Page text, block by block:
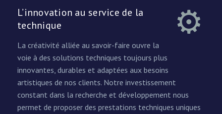
L’innovation au service de la
technique
La créativité alliée au savoir-faire ouvre la
voie à des solutions techniques toujours plus
innovantes, durables et adaptées aux besoins
artistiques de nos clients. Notre investissement
constant dans la recherche et développement nous
permet de proposer des prestations techniques uniques